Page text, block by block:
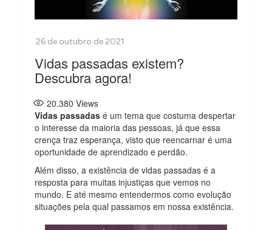
Vidas passadas existem?
Descubra agora!
20.380 Views
Vidas passadas é um tema que costuma despertar
o interesse da maioria das pessoas, já que essa
crença traz esperança, visto que reencarnar é uma
oportunidade de aprendizado e perdão.
Além disso, a existência de vidas passadas é a
resposta para muitas injustiças que vemos no
mundo. E até mesmo entendermos como evolução
situações pela qual passamos em nossa existência.